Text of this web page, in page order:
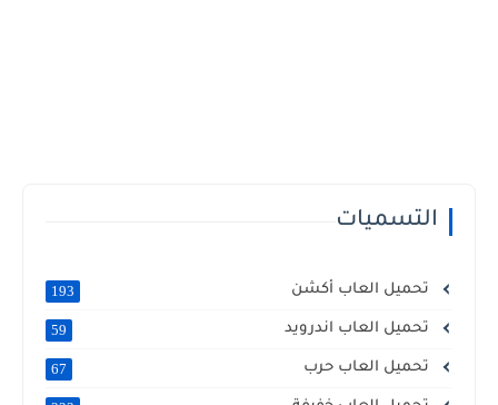
التسميات
تحميل العاب أكشن 193
تحميل العاب اندرويد 59
تحميل العاب حرب 67